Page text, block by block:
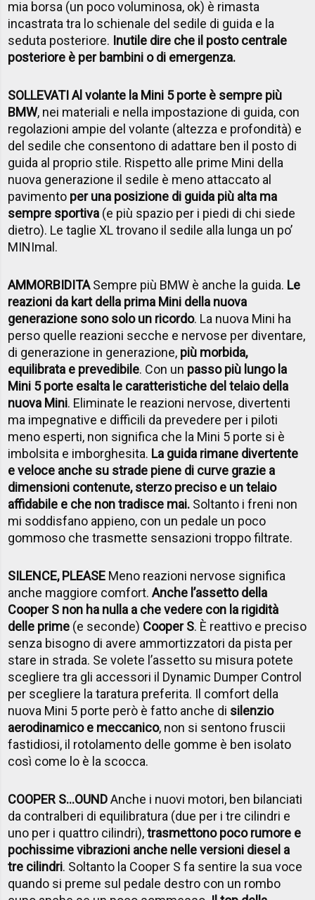
mia borsa (un poco voluminosa, ok) è rimasta
incastrata tra lo schienale del sedile di guida e la
seduta posteriore. Inutile dire che il posto centrale
posteriore è per bambini o di emergenza.
SOLLEVATI Al volante la Mini 5 porte è sempre più
BMW, nei materiali e nella impostazione di guida, con
regolazioni ampie del volante (altezza e profondità) e
del sedile che consentono di adattare ben il posto di
guida al proprio stile. Rispetto alle prime Mini della
nuova generazione il sedile è meno attaccato al
pavimento per una posizione di guida più alta ma
sempre sportiva (e più spazio per i piedi di chi siede
dietro). Le taglie XL trovano il sedile alla lunga un po’
MINImal.
AMMORBIDITASempre più BMW è anche la guida. Le
reazioni da kart della prima Mini della nuova
generazione sono solo un ricordo. La nuova Mini ha
perso quelle reazioni secche e nervose per diventare,
di generazione in generazione, più morbida,
equilibrata e prevedibile. Con un passo più lungo la
Mini 5 porte esalta le caratteristiche del telaio della
nuova Mini. Eliminate le reazioni nervose, divertenti
ma impegnative e difficili da prevedere per i piloti
meno esperti, non significa che la Mini 5 porte si è
imbolsita e imborghesita. La guida rimane divertente
e veloce anche su strade piene di curve grazie a
dimensioni contenute, sterzo preciso e un telaio
affidabile e che non tradisce mai. Soltanto i freni non
mi soddisfano appieno, con un pedale un poco
gommoso che trasmette sensazioni troppo filtrate.
SILENCE, PLEASE Meno reazioni nervose significa
anche maggiore comfort.Anche l’assetto della
Cooper S non ha nulla a che vedere con la rigidità
delle prime (e seconde) Cooper S. È reattivo e preciso
senza bisogno di avere ammortizzatori da pista per
stare in strada. Se volete l’assetto su misura potete
scegliere tra gli accessori il Dynamic Dumper Control
per scegliere la taratura preferita. Il comfort della
nuova Mini 5 porte però è fatto anche di silenzio
aerodinamico e meccanico, non si sentono fruscii
fastidiosi, il rotolamento delle gomme è ben isolato
così come lo è la scocca.
COOPER S…OUNDAnche i nuovi motori, ben bilanciati
da contralberi di equilibratura (due per i tre cilindri e
uno per i quattro cilindri),trasmettono poco rumore e
pochissime vibrazioni anche nelle versioni diesel a
tre cilindri. Soltanto la Cooper S fa sentire la sua voce
quando si preme sul pedale destro con un rombo